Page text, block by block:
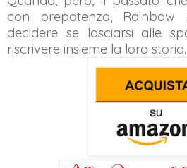
con prepotenza,
decidere se lasciarsi alle
riscrivere insieme la loro storia.